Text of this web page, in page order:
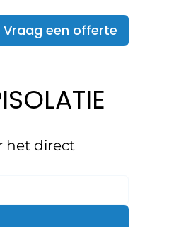
Vraag een offerte
het direct